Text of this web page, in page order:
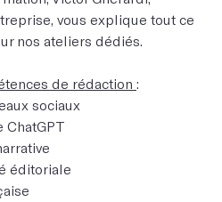
vous explique tout ce
nos ateliers dédiés.
de rédaction :
sociaux
éditoriale